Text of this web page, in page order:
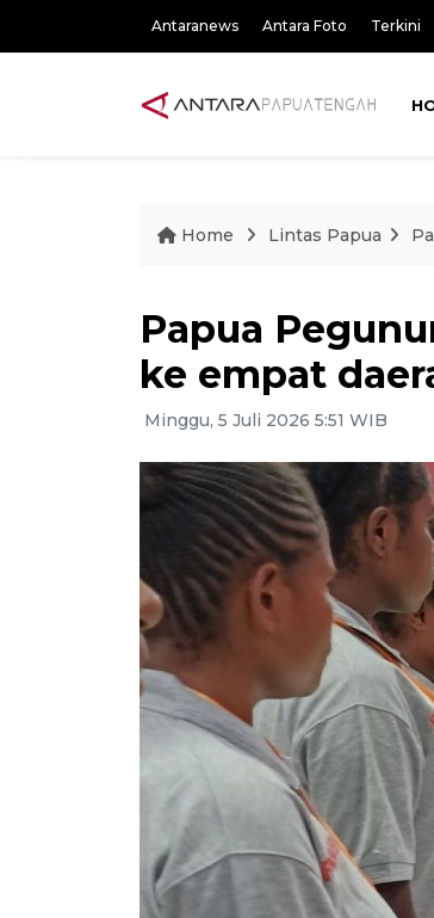
Antaranews Antara Foto Terkini
Home Lintas Papua
Papua
ke empat
Minggu, 5 Juli 2026 5:51 WIB